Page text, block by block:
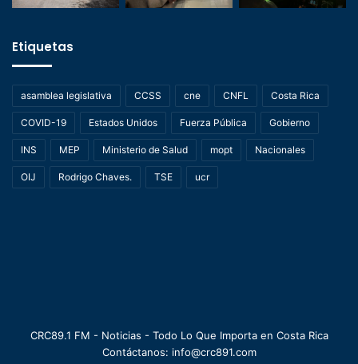
Etiquetas
asamblea legislativa CCSS cne CNFL Costa Rica
COVID-19 Estados Unidos Fuerza Pública Gobierno
INS MEP Ministerio de Salud mopt Nacionales
OIJ Rodrigo Chaves. TSE ucr
CRC89.1 FM - Noticias - Todo Lo Que Importa en Costa Rica
Contáctanos: info@crc891.com